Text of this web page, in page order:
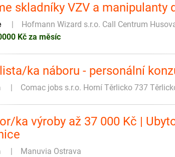
skladníky VZV a manipulanty
Hofmann Wizard s.r.o. Call Centrum
Kč za měsíc
ka náboru - personální
Comac jobs s.r.o. Horní Těrlicko 737
ka výroby až 37 000 Kč |
Manuvia Ostrava